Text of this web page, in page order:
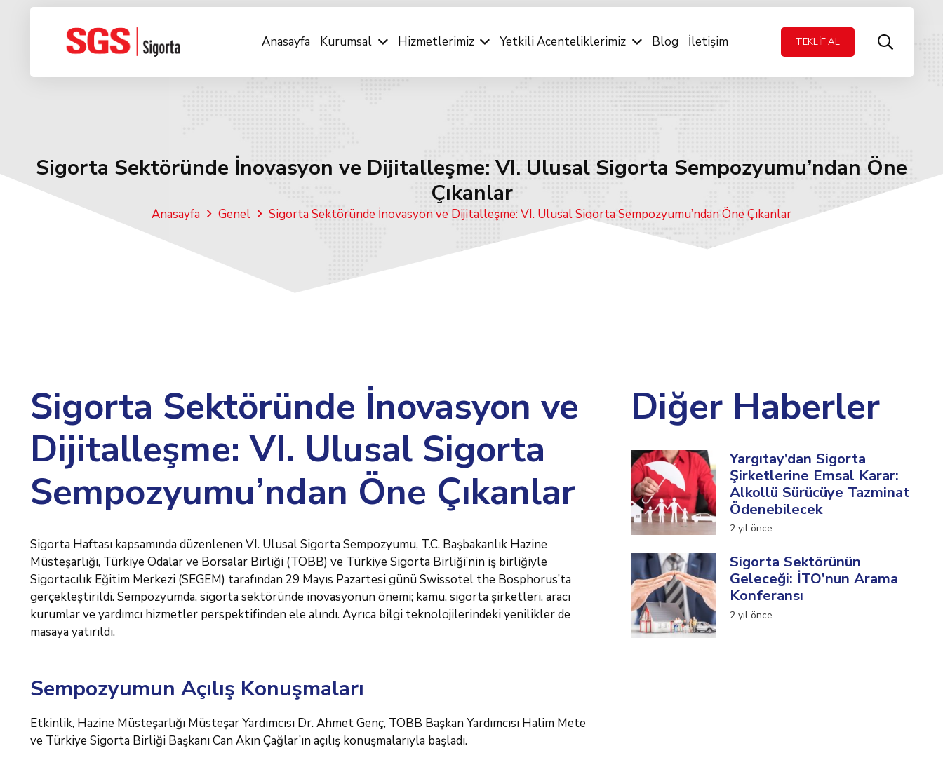
Anasayfa Kurumsal Hizmetlerimiz Yetkili Acenteliklerimiz Blog İletişim TEKLİF AL
Sigorta Sektöründe İnovasyon ve Dijitalleşme: VI. Ulusal Sigorta Sempozyumu’ndan Öne
Çıkanlar
Anasayfa Genel Sigorta Sektöründe İnovasyon ve Dijitalleşme: VI. Ulusal Sigorta Sempozyumu’ndan Öne Çıkanlar
Sigorta Sektöründe İnovasyon ve
Dijitalleşme: VI. Ulusal Sigorta
Sempozyumu’ndan Öne Çıkanlar
Sigorta Haftası kapsamında düzenlenen VI. Ulusal Sigorta Sempozyumu, T.C. Başbakanlık Hazine
Müsteşarlığı, Türkiye Odalar ve Borsalar Birliği (TOBB) ve Türkiye Sigorta Birliği’nin iş birliğiyle
Sigortacılık Eğitim Merkezi (SEGEM) tarafından 29 Mayıs Pazartesi günü Swissotel the Bosphorus’ta
gerçekleştirildi. Sempozyumda, sigorta sektöründe inovasyonun önemi; kamu, sigorta şirketleri, aracı
kurumlar ve yardımcı hizmetler perspektifinden ele alındı. Ayrıca bilgi teknolojilerindeki yenilikler de
masaya yatırıldı.
Sempozyumun Açılış Konuşmaları
Etkinlik, Hazine Müsteşarlığı Müsteşar Yardımcısı Dr. Ahmet Genç, TOBB Başkan Yardımcısı Halim Mete
ve Türkiye Sigorta Birliği Başkanı Can Akın Çağlar’ın açılış konuşmalarıyla başladı.
Diğer Haberler
Yargıtay’dan Sigorta
Şirketlerine Emsal Karar:
Alkollü Sürücüye Tazminat
Ödenebilecek
2 yıl önce
Sigorta Sektörünün
Geleceği: İTO’nun Arama
Konferansı
2 yıl önce